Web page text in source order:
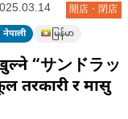
開店・閉店
नेपाली မြန်မာ
“サンドラッ
तरकारी र मासु